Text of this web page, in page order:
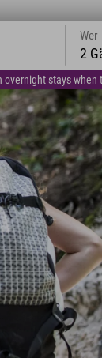
overnight stays
Wer
2